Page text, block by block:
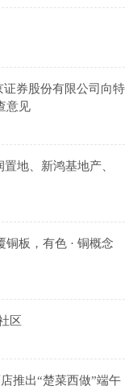
券股份有限公司向特
意见
地、新鸿基地产、
铜板，有色 · 铜概念
区
推出“楚菜西做”端午